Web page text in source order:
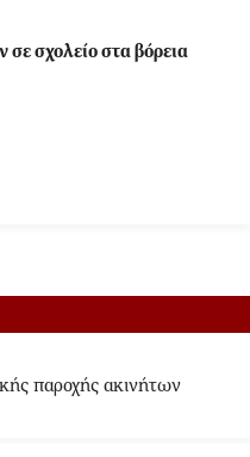
σχολείο στα βόρεια
παροχής ακινήτων